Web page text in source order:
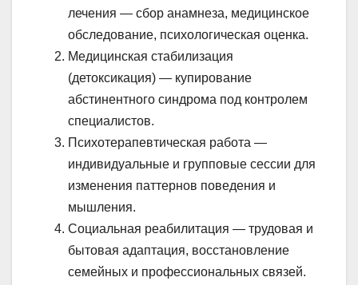
лечения — сбор анамнеза, медицинское
обследование, психологическая оценка.
Медицинская стабилизация
(детоксикация) — купирование
абстинентного синдрома под контролем
специалистов.
Психотерапевтическая работа —
индивидуальные и групповые сессии для
изменения паттернов поведения и
мышления.
Социальная реабилитация — трудовая и
бытовая адаптация, восстановление
семейных и профессиональных связей.